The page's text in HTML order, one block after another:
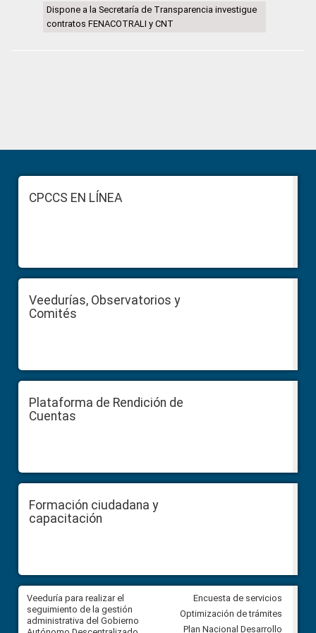
Dispone a la Secretaría de Transparencia investigue
contratos FENACOTRALI y CNT
Sidebar
FooterCPCCS EN LÍNEA
Veedurías, Observatorios y
Comités
Plataforma de Rendición de
Cuentas
Formación ciudadana y
capacitación
Veeduría para realizar el
seguimiento de la gestión
administrativa del Gobierno
Veeduría para vigilar los
derivados de la Audiencia
Encuesta de servicios
Optimización de trámites
Plan Nacional Desarrollo